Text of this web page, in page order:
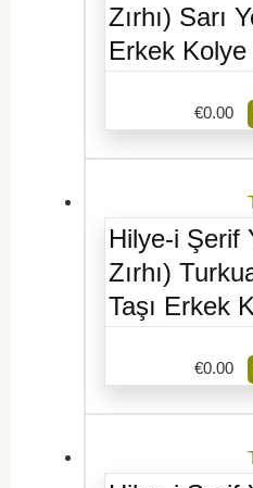
Zırhı) Sarı
Erkek Kolye
€0.00
Hilye-i Şerif
Zırhı)
Taşı Erkek
€0.00